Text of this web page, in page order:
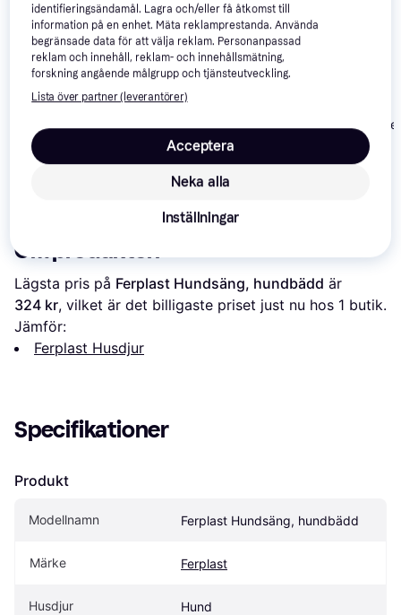
-10%
Trixie De Luxe
Hammock for
-22%
Trixie Mijou Soft
Comfort Bed
Savic Cosy
Om produkten
Lägsta pris på Ferplast Hundsäng, hundbädd
324 kr, vilket är det billigaste priset just nu hos 1 butik.
Jämför:
Ferplast Husdjur
Specifikationer
Produkt
Modellnamn Ferplast Hundsäng, hundbädd
Märke Ferplast
Husdjur Hund
identifieringsändamål. Lagra och/eller få åtkomst till
information på en enhet. Mäta reklamprestanda. Använda
begränsade data för att välja reklam. Personanpassad
reklam och innehåll, reklam- och innehållsmätning,
forskning angående målgrupp och tjänsteutveckling.
Lista över partner (leverantörer)
Neka alla
Acceptera
Inställningar